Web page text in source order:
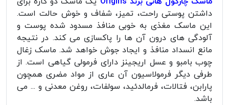
داشتن پوستی راحت، تمیز، شفاف و خوش حالت است.
این ماسک مغذی به خوبی منافذ مسدود شده پوست و
آلودگی های درون آن ها را پاکسازی می کند. در نتیجه
مانع انسداد منافذ و ایجاد جوش خواهد شد. ماسک زغال
چوب بامبو و عسل اریجینز دارای فرمولی گیاهی است. از
طرفی دیگر فرمولاسیون آن عاری از مواد مضری همچون
پارابن، فتالات، فرمالدئید، سولفات، روغن معدنی و ... می
باشد.